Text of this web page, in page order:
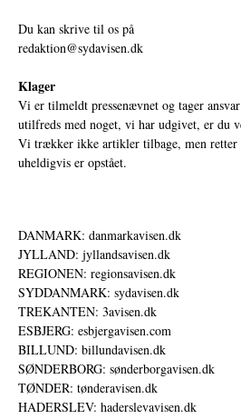
Du kan skrive til os på
redaktion@sydavisen.dk
Klager
Vi er tilmeldt pressenævnet og tager
utilfreds med noget, vi har udgivet, er du
Vi trækker ikke artikler tilbage, men
uheldigvis er opstået.
DANMARK: danmarkavisen.dk
JYLLAND: jyllandsavisen.dk
REGIONEN: regionsavisen.dk
SYDDANMARK: sydavisen.dk
TREKANTEN: 3avisen.dk
ESBJERG: esbjergavisen.com
BILLUND: billundavisen.dk
SØNDERBORG: sønderborgavisen.dk
TØNDER: tønderavisen.dk
HADERSLEV: haderslevavisen.dk